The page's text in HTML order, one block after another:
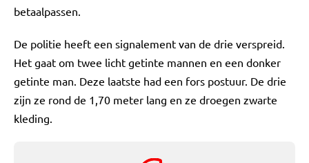
betaalpassen.
De politie heeft een signalement van de drie verspreid.
Het gaat om twee licht getinte mannen en een donker
getinte man. Deze laatste had een fors postuur. De drie
zijn ze rond de 1,70 meter lang en ze droegen zwarte
kleding.